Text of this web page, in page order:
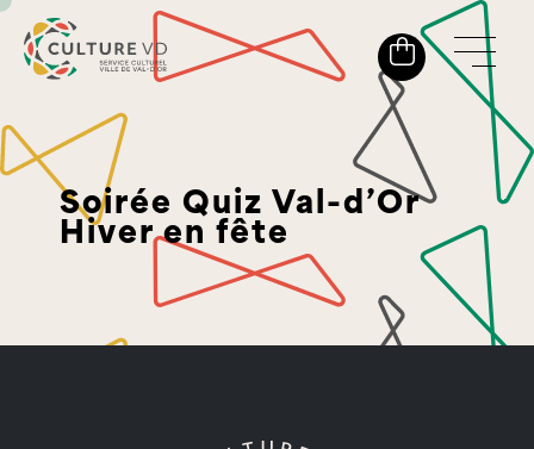
Soirée Quiz Val-d’Or
Hiver en fête